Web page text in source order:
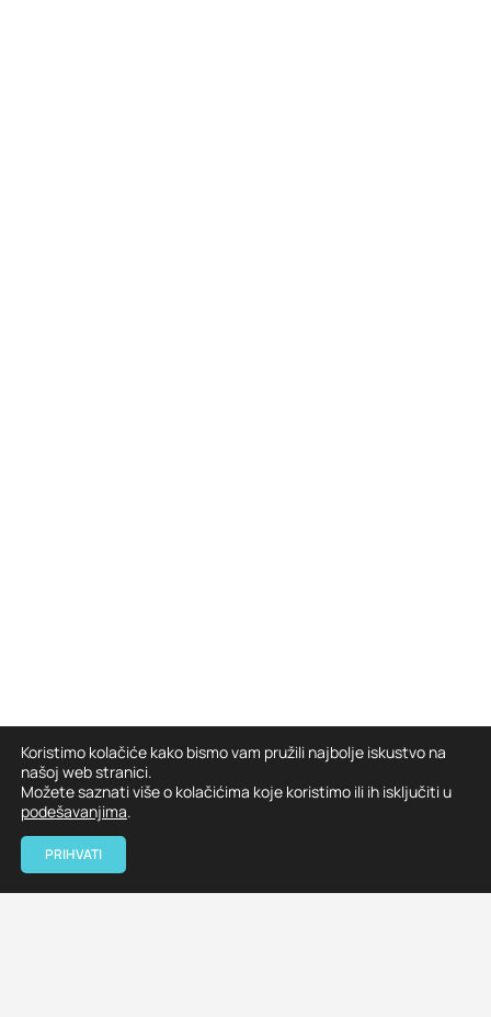
Koristimo kolačiće kako bismo vam pružili najbolje iskustvo na
našoj web stranici.
Možete saznati više o kolačićima koje koristimo ili ih isključiti u
podešavanjima.
PRIHVATI